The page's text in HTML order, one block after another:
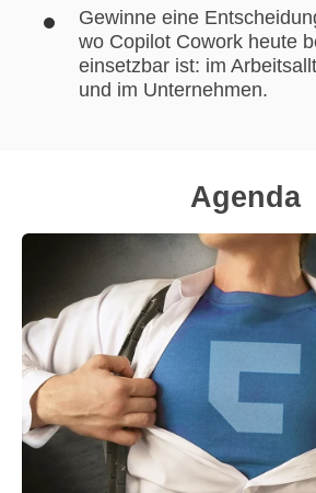
Gewinne eine
wo Copilot Cowork heute
einsetzbar ist: im
und im Unternehmen.
Agenda